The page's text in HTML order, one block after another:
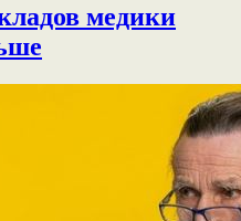
медики